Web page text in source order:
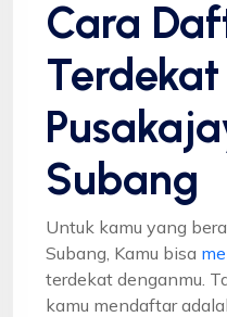
Cara
Terdekat
Subang
Untuk kamu yang
Subang, Kamu bisa
terdekat denganmu.
kamu mendaftar